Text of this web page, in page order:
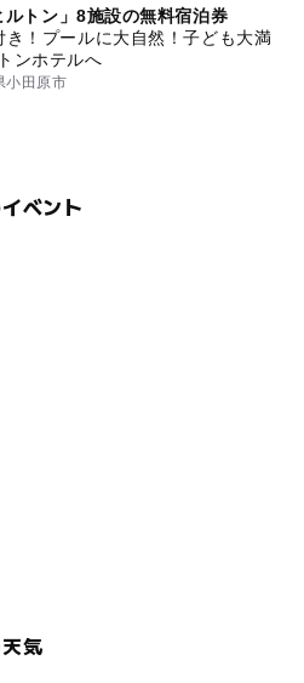
トン」8施設の無料宿泊券
き！プールに大自然！子ども大満
ンホテルへ
小田原市
ベント
気